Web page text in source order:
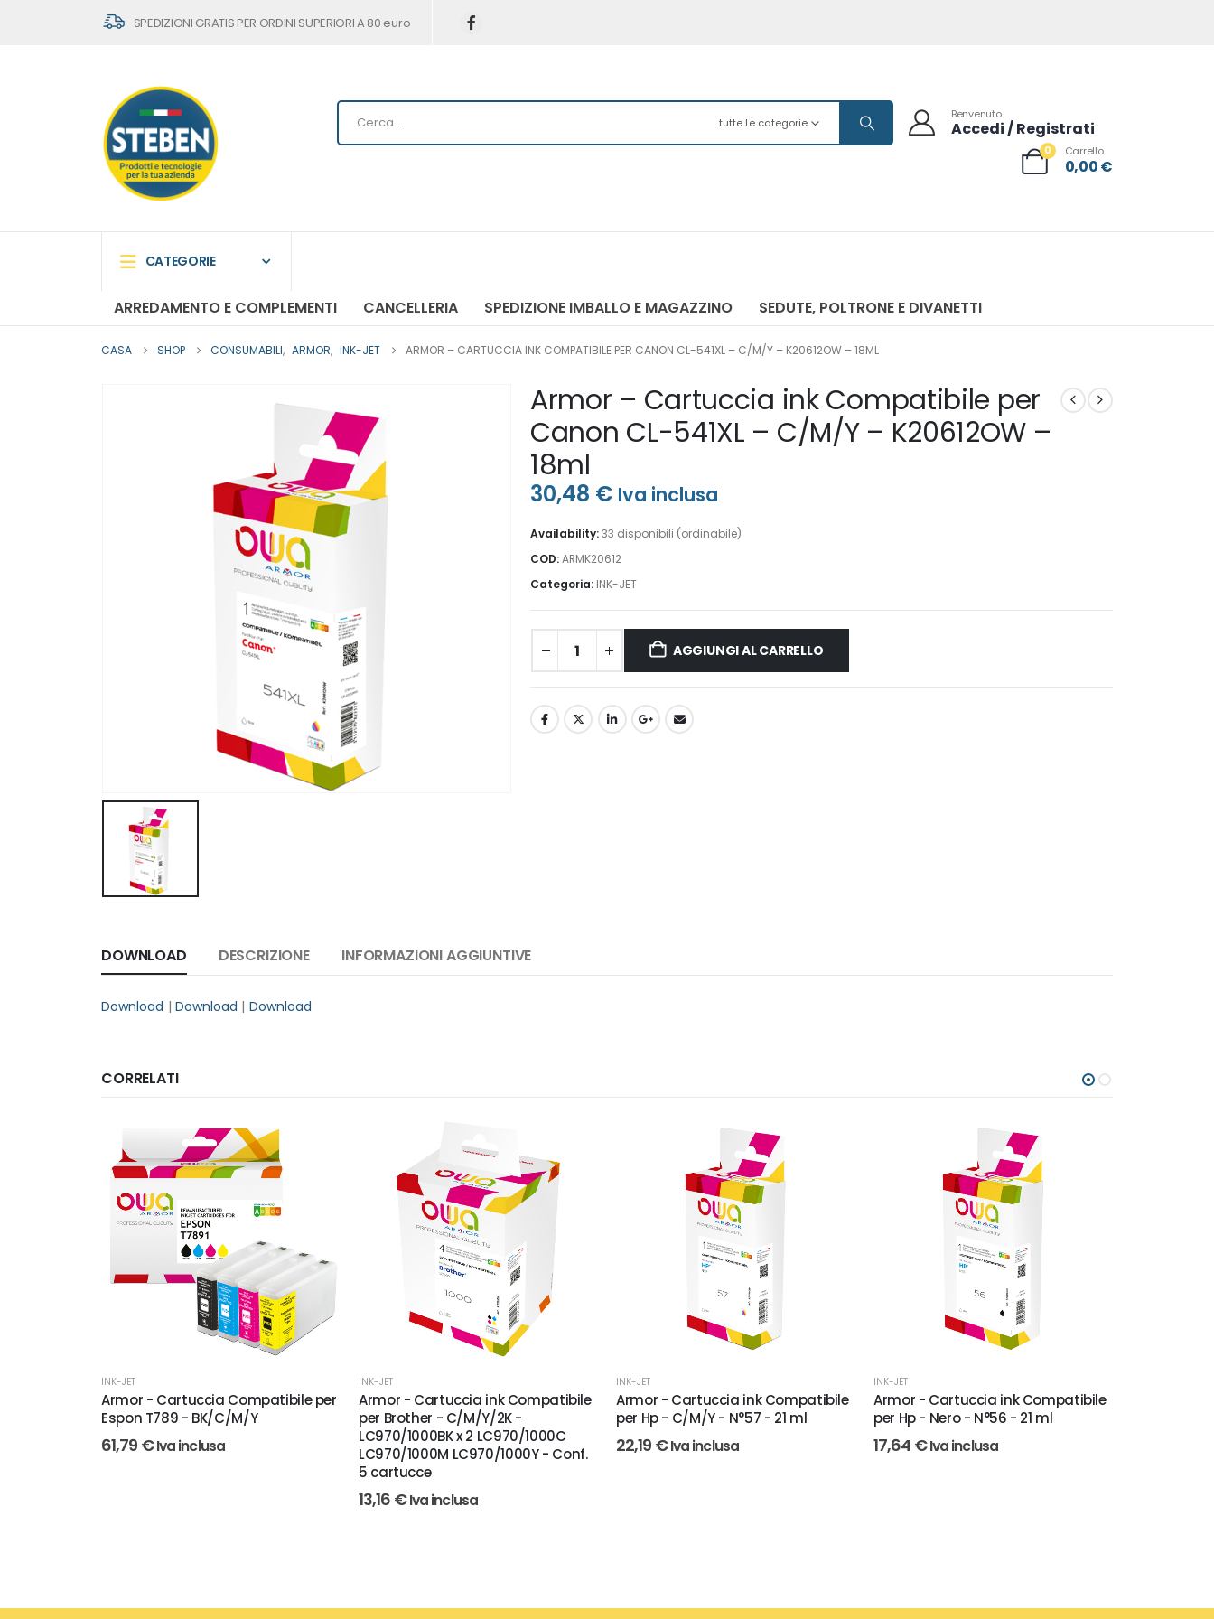
SPEDIZIONI GRATIS PER ORDINI SUPERIORI A 80 euro
tutte le categorie
Benvenuto
Accedi / Registrati
0 Carrello
0,00€
CATEGORIE
ARREDAMENTO E COMPLEMENTI CANCELLERIA SPEDIZIONE IMBALLO E MAGAZZINO SEDUTE, POLTRONE E DIVANETTI
CASA SHOP CONSUMABILI, ARMOR, INK-JET ARMOR – CARTUCCIA INK COMPATIBILE PER CANON CL-541XL – C/M/Y – K20612OW – 18ML
Armor – Cartuccia ink Compatibile per
Canon CL-541XL – C/M/Y – K20612OW –
18ml
30,48 € Iva inclusa
Availability:33 disponibili (ordinabile)
COD:ARMK20612
Categoria: INK-JET
AGGIUNGI AL CARRELLO
DOWNLOAD DESCRIZIONE INFORMAZIONI AGGIUNTIVE
Download | Download | Download
CORRELATI
INK-JET
Armor - Cartuccia Compatibile per
Espon T789 - BK/C/M/Y
61,79 €Iva inclusa
INK-JET
Armor - Cartuccia ink Compatibile
per Brother - C/M/Y/2K -
LC970/1000BK x 2 LC970/1000C
LC970/1000M LC970/1000Y - Conf.
5 cartucce
13,16 €Iva inclusa
INK-JET
Armor - Cartuccia ink Compatibile
per Hp - C/M/Y - N°57 - 21 ml
22,19 €Iva inclusa
INK-JET
Armor - Cartuccia ink Compatibile
per Hp - Nero - N°56 - 21 ml
17,64 €Iva inclusa